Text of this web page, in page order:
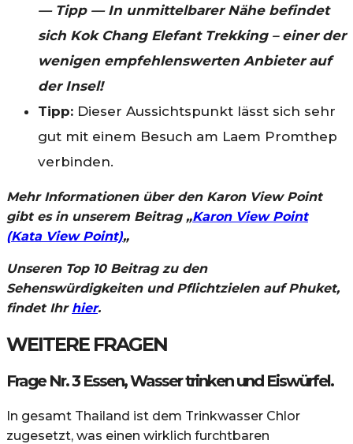
— Tipp — In unmittelbarer Nähe befindet
sich Kok Chang Elefant Trekking – einer der
wenigen empfehlenswerten Anbieter auf
der Insel!
Tipp: Dieser Aussichtspunkt lässt sich sehr
gut mit einem Besuch am Laem Promthep
verbinden.
Mehr Informationen über den Karon View Point
gibt es in unserem Beitrag „Karon View Point
(Kata View Point)„
Unseren Top 10 Beitrag zu den
Sehenswürdigkeiten und Pflichtzielen auf Phuket,
findet Ihr hier.
WEITERE FRAGEN
Frage Nr. 3 Essen, Wasser trinken und Eiswürfel.
In gesamt Thailand ist dem Trinkwasser Chlor
zugesetzt, was einen wirklich furchtbaren